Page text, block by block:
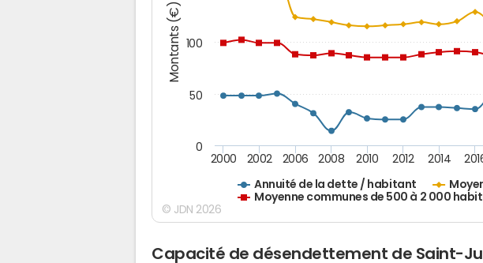
Montants (€)
Annuité de la dette / habitant
Moyenne communes de 500 à 2 000
2000 2002 2006 2008 2010 2012 2014
0
50
100
© JDN 2026
Capacité de désendettement de Saint-